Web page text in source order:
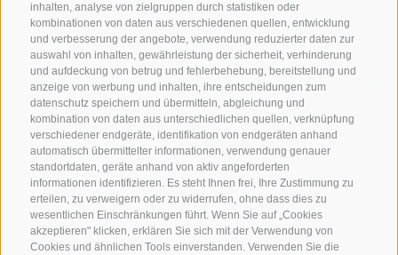
inhalten, analyse von zielgruppen durch statistiken oder
kombinationen von daten aus verschiedenen quellen, entwicklung
und verbesserung der angebote, verwendung reduzierter daten zur
auswahl von inhalten, gewährleistung der sicherheit, verhinderung
und aufdeckung von betrug und fehlerbehebung, bereitstellung und
anzeige von werbung und inhalten, ihre entscheidungen zum
datenschutz speichern und übermitteln, abgleichung und
kombination von daten aus unterschiedlichen quellen, verknüpfung
verschiedener endgeräte, identifikation von endgeräten anhand
automatisch übermittelter informationen, verwendung genauer
standortdaten, geräte anhand von aktiv angeforderten
informationen identifizieren. Es steht Ihnen frei, Ihre Zustimmung zu
erteilen, zu verweigern oder zu widerrufen, ohne dass dies zu
wesentlichen Einschränkungen führt. Wenn Sie auf „Cookies
akzeptieren" klicken, erklären Sie sich mit der Verwendung von
Cookies und ähnlichen Tools einverstanden. Verwenden Sie die